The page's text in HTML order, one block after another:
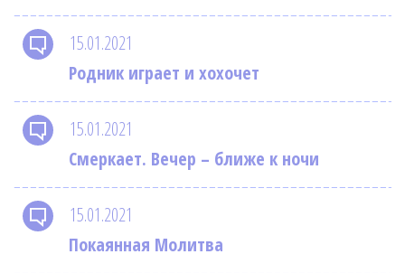
15.01.2021
Родник играет и хохочет
15.01.2021
Смеркает. Вечер – ближе к ночи
15.01.2021
Покаянная Молитва